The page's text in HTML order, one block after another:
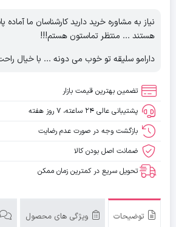
نیاز به مشاوره خرید دارید کارشناسان ما
هستند ... منتظر تماستون هستم!!!
دارامو سلیقه تو خوب می دونه ... با خیال
تضمین بهترین قیمت بازار
پشتیبانی عالی ۲۴ ساعته، ۷ روز هفته
بازگشت وجه در صورت عدم رضایت
ضمانت اصل بودن کالا
تحویل سریع در کمترین زمان ممکن
توضیحات ویژگی های محصول